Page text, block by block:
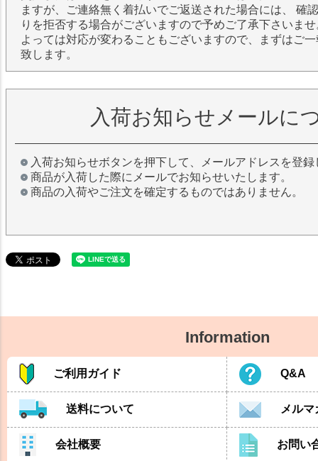
ますが、ご連絡無く着払いでご返送された場合には、 確
りを拒否する場合がございますので予めご了承下さいま
よっては対応が変わることもございますので、まずはご
致します。
入荷お知らせメールに
入荷お知らせボタンを押下して、メールアドレスを登
商品が入荷した際にメールでお知らせいたします。
商品の入荷やご注文を確定するものではありません。
Information
ご利用ガイド Q&A
送料について メル
会社概要 お問い